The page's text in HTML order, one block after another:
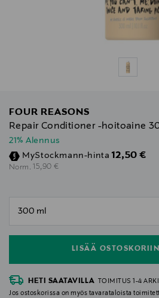
FOUR REASONS
Repair Conditioner -hoitoaine
21% Alennus
MyStockmann-hinta 12,50 €
Norm. Original Price
15,90 €
LISÄÄ OSTOSKORIIN
HETI SAATAVILLA TOIMITUS 1-4
Jos ostoskorissa on myös tavarataloista